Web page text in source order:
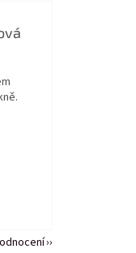
z 5 hvězdiček.